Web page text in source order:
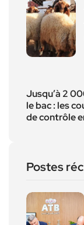
Jusqu’à 2
le bac : les
de contrôle
Postes